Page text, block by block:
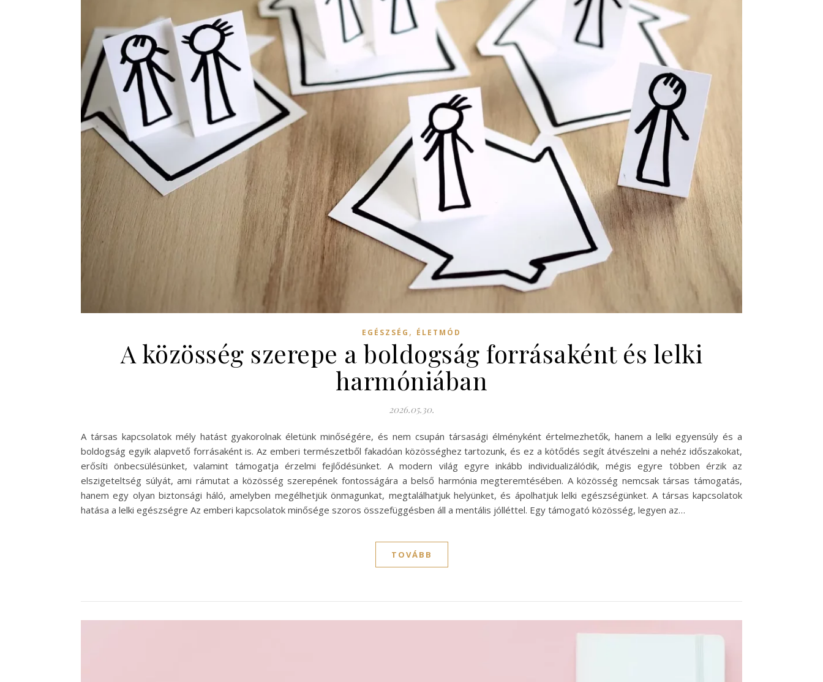
EGÉSZSÉG , ÉLETMÓD
A közösség szerepe a boldogság forrásaként és lelki
harmóniában
2026.05.30.
A társas kapcsolatok mély hatást gyakorolnak életünk minőségére, és nem csupán társasági élményként értelmezhetők, hanem a lelki egyensúly és a
boldogság egyik alapvető forrásaként is. Az emberi természetből fakadóan közösséghez tartozunk, és ez a kötődés segít átvészelni a nehéz időszakokat,
erősíti önbecsülésünket, valamint támogatja érzelmi fejlődésünket. A modern világ egyre inkább individualizálódik, mégis egyre többen érzik az
elszigeteltség súlyát, ami rámutat a közösség szerepének fontosságára a belső harmónia megteremtésében. A közösség nemcsak társas támogatás,
hanem egy olyan biztonsági háló, amelyben megélhetjük önmagunkat, megtalálhatjuk helyünket, és ápolhatjuk lelki egészségünket. A társas kapcsolatok
hatása a lelki egészségre Az emberi kapcsolatok minősége szoros összefüggésben áll a mentális jólléttel. Egy támogató közösség, legyen az…
TOVÁBB